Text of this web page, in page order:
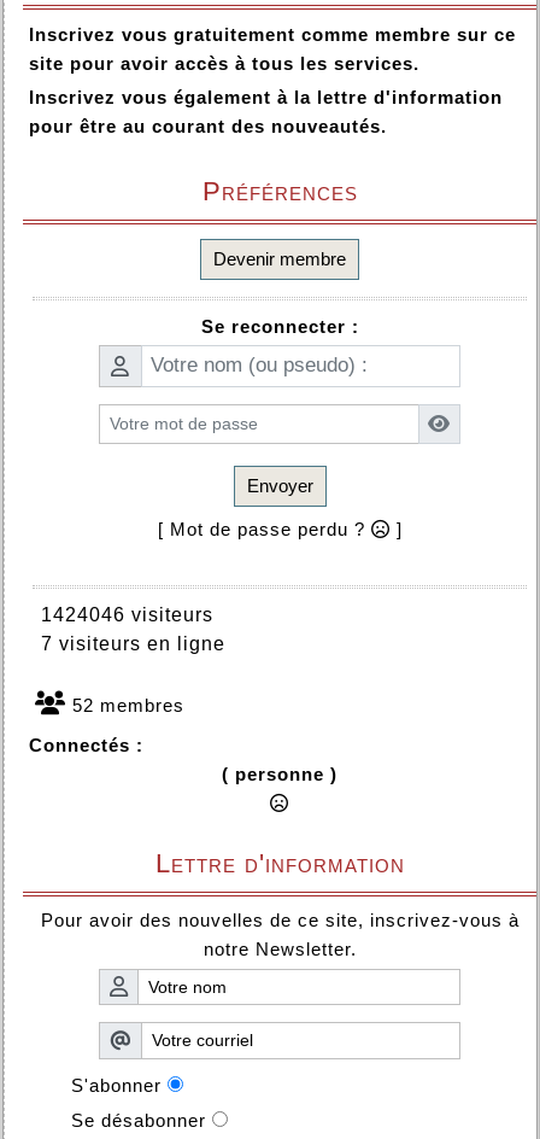
Inscrivez vous gratuitement comme membre sur ce
site pour avoir accès à tous les services.
Inscrivez vous également à la lettre d'information
pour être au courant des nouveautés.
Préférences
Devenir membre
Se reconnecter :
Envoyer
[ Mot de passe perdu ? ]
1424046 visiteurs
7 visiteurs en ligne
52 membres
Connectés :
( personne )
Lettre d'information
Pour avoir des nouvelles de ce site, inscrivez-vous à
notre Newsletter.
S'abonner
Se désabonner